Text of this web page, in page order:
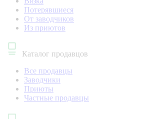
Потерявшиеся
От заводчиков
Из приютов
Каталог продавцов
Все продавцы
Заводчики
Приюты
Частные продавцы